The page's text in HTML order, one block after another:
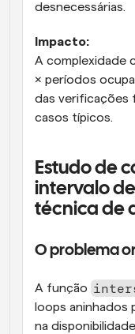
desnecessárias.
Impacto:
A complexidade
× períodos
das verificações
casos típicos.
Estudo de
intervalo
técnica de
O problema
A função
loops aninhados
na